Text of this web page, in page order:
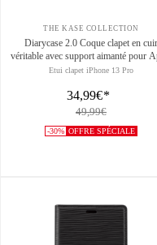
THE KASE COLLECTION
Diarycase 2.0 Coque clapet en cuir
véritable avec support aimanté pour
iPhone 13 Pro, Violet Lilas
Etui clapet iPhone 13 Pro
34,99€*
49,99€
-30% OFFRE SPÉCIALE